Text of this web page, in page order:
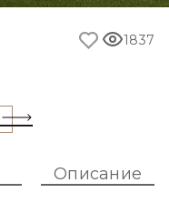
1837
Описание